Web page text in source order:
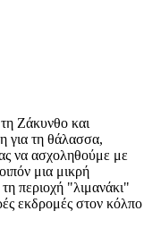
Ζάκυνθο και
για τη θάλασσα,
να ασχοληθούμε με
μια μικρή
περιοχή "λιμανάκι"
εκδρομές στον κόλπο